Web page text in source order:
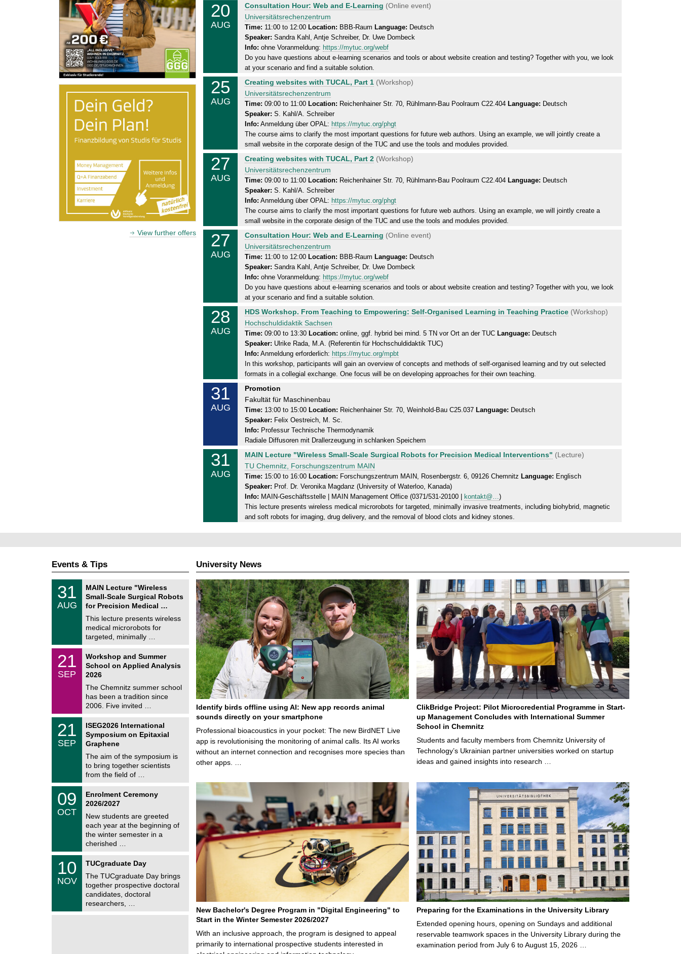
View further offers
6
,
1
9
.
0
2
0
2
20
AUG
T
h
u
r
s
d
a
y
,
2
0
.
0
.
2
0
2
Consultation Hour: Web and E-Learning (Online event)
Universitätsrechenzentrum
Time: 11:00 to 12:00 Location: BBB-Raum Language: Deutsch
Speaker: Sandra Kahl, Antje Schreiber, Dr. Uwe Dombeck
Info: ohne Voranmeldung: https://mytuc.org/webf
Do you have questions about e-learning scenarios and tools or about website creation and testing? Together with you, we look
at your scenario and find a suitable solution.
25
AUG
T
u
e
s
d
a
y
,
2
5
.
0
8
2
0
2
6
Creating websites with TUCAL, Part 1 (Workshop)
Universitätsrechenzentrum
Time: 09:00 to 11:00 Location: Reichenhainer Str. 70, Rühlmann-Bau Poolraum C22.404 Language: Deutsch
Speaker: S. Kahl/A. Schreiber
Info: Anmeldung über OPAL: https://mytuc.org/phgt
The course aims to clarify the most important questions for future web authors. Using an example, we will jointly create a
small website in the corporate design of the TUC and use the tools and modules provided.
27
AUG
T
h
u
r
s
d
a
y
,
2
7
.
0
.
2
0
2
Creating websites with TUCAL, Part 2 (Workshop)
Universitätsrechenzentrum
Time: 09:00 to 11:00 Location: Reichenhainer Str. 70, Rühlmann-Bau Poolraum C22.404 Language: Deutsch
Speaker: S. Kahl/A. Schreiber
Info: Anmeldung über OPAL: https://mytuc.org/phgt
The course aims to clarify the most important questions for future web authors. Using an example, we will jointly create a
small website in the corporate design of the TUC and use the tools and modules provided.
27
AUG
T
h
u
r
s
d
a
y
,
2
7
.
0
.
2
0
2
Consultation Hour: Web and E-Learning (Online event)
Universitätsrechenzentrum
Time: 11:00 to 12:00 Location: BBB-Raum Language: Deutsch
Speaker: Sandra Kahl, Antje Schreiber, Dr. Uwe Dombeck
Info: ohne Voranmeldung: https://mytuc.org/webf
Do you have questions about e-learning scenarios and tools or about website creation and testing? Together with you, we look
at your scenario and find a suitable solution.
28
AUG
F
r
i
d
a
y
,
2
8
0
8
.
2
0
2
6
HDS Workshop. From Teaching to Empowering: Self-Organised Learning in Teaching Practice (Workshop)
Hochschuldidaktik Sachsen
Time: 09:00 to 13:30 Location: online, ggf. hybrid bei mind. 5 TN vor Ort an der TUC Language: Deutsch
Speaker: Ulrike Rada, M.A. (Referentin für Hochschuldidaktik TUC)
Info: Anmeldung erforderlich: https://mytuc.org/mpbt
In this workshop, participants will gain an overview of concepts and methods of self-organised learning and try out selected
formats in a collegial exchange. One focus will be on developing approaches for their own teaching.
31
AUG
M
o
n
d
a
y
,
3
1
.
0
8
.
2
6
Promotion
Fakultät für Maschinenbau
Time: 13:00 to 15:00 Location: Reichenhainer Str. 70, Weinhold-Bau C25.037 Language: Deutsch
Speaker: Felix Oestreich, M. Sc.
Info: Professur Technische Thermodynamik
Radiale Diffusoren mit Drallerzeugung in schlanken Speichern
31
AUG
M
o
n
d
a
y
,
3
0
.
2
0
2
6
MAIN Lecture "Wireless Small-Scale Surgical Robots for Precision Medical Interventions" (Lecture)
TU Chemnitz, Forschungszentrum MAIN
Time: 15:00 to 16:00 Location: Forschungszentrum MAIN, Rosenbergstr. 6, 09126 Chemnitz Language: Englisch
Speaker: Prof. Dr. Veronika Magdanz (University of Waterloo, Kanada)
Info: MAIN-Geschäftsstelle | MAIN Management Office (0371/531-20100 | kontakt@…)
This lecture presents wireless medical microrobots for targeted, minimally invasive treatments, including biohybrid, magnetic
and soft robots for imaging, drug delivery, and the removal of blood clots and kidney stones.
University News
Identify birds offline using AI: New app records animal
sounds directly on your smartphone
Professional bioacoustics in your pocket: The new BirdNET Live
app is revolutionising the monitoring of animal calls. Its AI works
without an internet connection and recognises more species than
other apps. …
ClikBridge Project: Pilot Microcredential Programme in Start-
up Management Concludes with International Summer
School in Chemnitz
Students and faculty members from Chemnitz University of
Technology’s Ukrainian partner universities worked on startup
ideas and gained insights into research …
New Bachelor's Degree Program in "Digital Engineering" to
Start in the Winter Semester 2026/2027
With an inclusive approach, the program is designed to appeal
primarily to international prospective students interested in
Preparing for the Examinations in the University Library
Extended opening hours, opening on Sundays and additional
reservable teamwork spaces in the University Library during the
examination period from July 6 to August 15, 2026 …
Events & Tips
t
z
3
1
0
2
6
31
AUG
MAIN Lecture "Wireless
Small-Scale Surgical Robots
for Precision Medical …
This lecture presents wireless
medical microrobots for
targeted, minimally …
i
c
2
1
/
0
2
6
21
SEP
Workshop and Summer
School on Applied Analysis
2026
The Chemnitz summer school
has been a tradition since
2006. Five invited …
t
z
2
1
/
0
2
6
21
SEP
ISEG2026 International
Symposium on Epitaxial
Graphene
The aim of the symposium is
to bring together scientists
from the field of …
t
z
0
9
/
1
2
6
09
OCT
Enrolment Ceremony
2026/2027
New students are greeted
each year at the beginning of
the winter semester in a
cherished …
f
1
/
1
0
10
NOV
TUCgraduate Day
The TUCgraduate Day brings
together prospective doctoral
candidates, doctoral
researchers, …